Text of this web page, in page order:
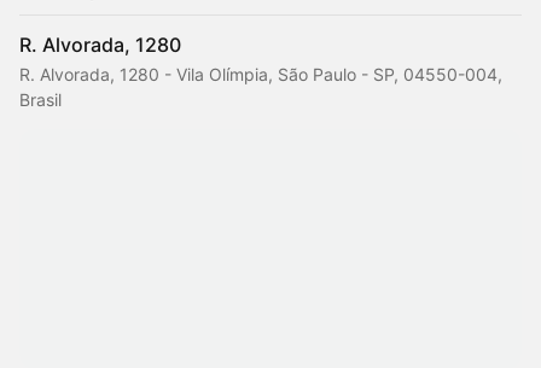
R. Alvorada, 1280
R. Alvorada, 1280 - Vila Olímpia, São Paulo - SP, 04550-004,
Brasil